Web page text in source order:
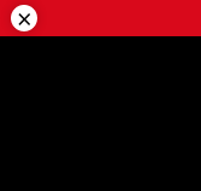
×